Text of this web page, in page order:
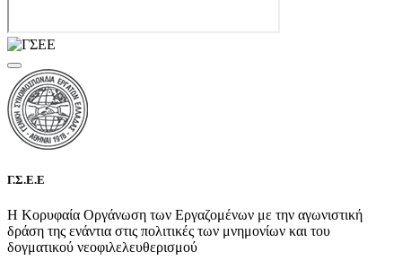
Γ.Σ.Ε.Ε
Η Κορυφαία Οργάνωση των Εργαζομένων με την αγωνιστική
δράση της ενάντια στις πολιτικές των μνημονίων και του
δογματικού νεοφιλελευθερισμού